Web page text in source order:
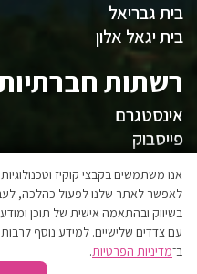
בית גבריאל
בית יגאל אלון
רשתות
אינסטגרם
פייסבוק
המועצה
אגפי המועצה
הצהרת נגישות
אנו משתמשים בקבצי קוקיז
לאפשר לאתר שלנו לפעול כהלכה,
בשיווק ובהתאמה אישית של תוכן
עם צדדים שלישיים. למידע נוסף
ב־מדיניות הפרטיות.